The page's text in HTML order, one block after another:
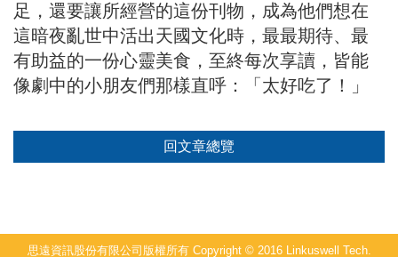
足，還要讓所經營的這份刊物，成為他們想在
這暗夜亂世中活出天國文化時，最最期待、最
有助益的一份心靈美食，至終每次享讀，皆能
像劇中的小朋友們那樣直呼：「太好吃了！」
回文章總覽
思遠資訊股份有限公司版權所有 Copyright © 2016 Linkuswell Tech.